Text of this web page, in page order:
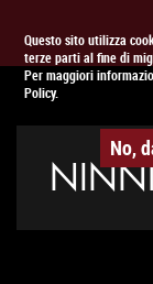
Questo sito utilizza
terze parti al fine di
Per maggiori
Policy.
No,
NINNI